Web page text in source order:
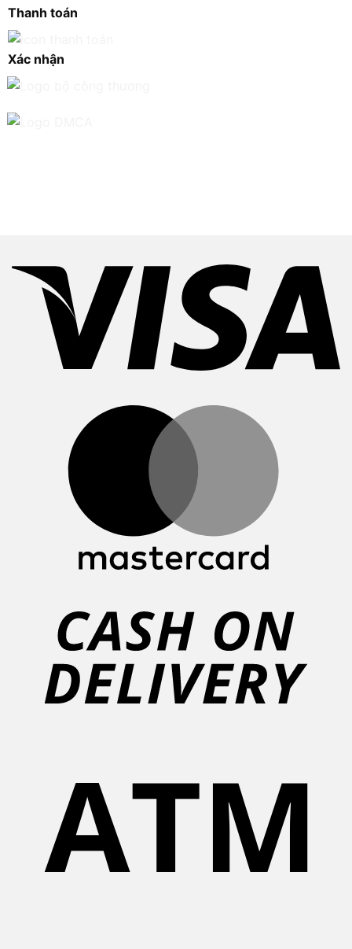
Thanh toán
Xác nhận